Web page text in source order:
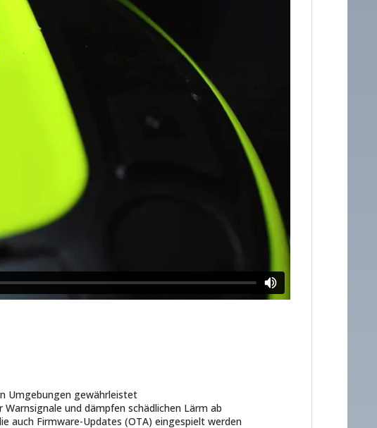
Umgebungen gewährleistet
und dämpfen schädlichen Lärm ab
auch Firmware-Updates (OTA) eingespielt werden